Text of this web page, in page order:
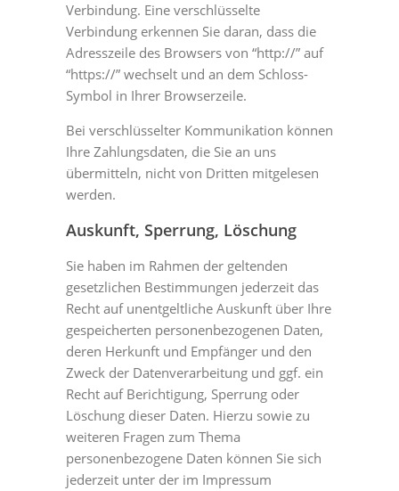
Verbindung. Eine verschlüsselte
Verbindung erkennen Sie daran, dass die
Adresszeile des Browsers von “http://” auf
“https://” wechselt und an dem Schloss-
Symbol in Ihrer Browserzeile.
Bei verschlüsselter Kommunikation können
Ihre Zahlungsdaten, die Sie an uns
übermitteln, nicht von Dritten mitgelesen
werden.
Auskunft, Sperrung, Löschung
Sie haben im Rahmen der geltenden
gesetzlichen Bestimmungen jederzeit das
Recht auf unentgeltliche Auskunft über Ihre
gespeicherten personenbezogenen Daten,
deren Herkunft und Empfänger und den
Zweck der Datenverarbeitung und ggf. ein
Recht auf Berichtigung, Sperrung oder
Löschung dieser Daten. Hierzu sowie zu
weiteren Fragen zum Thema
personenbezogene Daten können Sie sich
jederzeit unter der im Impressum